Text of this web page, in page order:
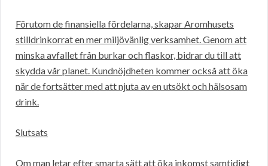
Förutom de finansiella fördelarna, skapar Aromhusets
stilldrinkorrat en mer miljövänlig verksamhet. Genom att
minska avfallet från burkar och flaskor, bidrar du till att
skydda vår planet. Kundnöjdheten kommer också att öka
när de fortsätter med att njuta av en utsökt och hälsosam
drink.
Slutsats
Om man letar efter smarta sätt att öka inkomst samtidigt